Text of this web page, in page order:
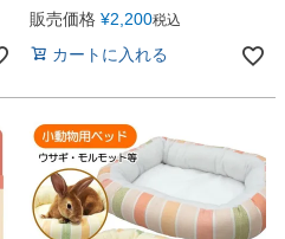
販売価格 ¥2,200税込
カートに入れる